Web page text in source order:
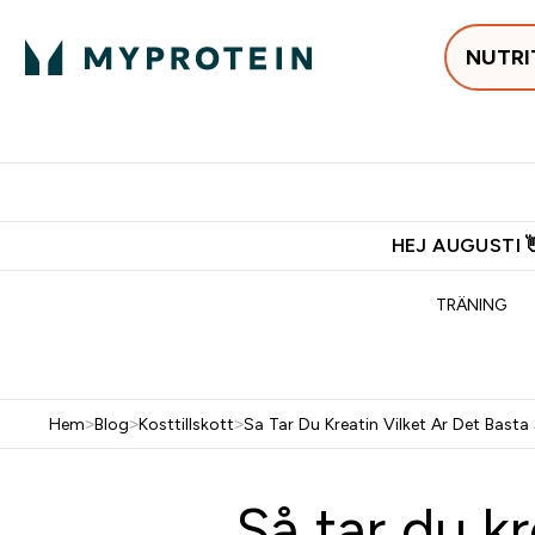
HEJ AUGUSTI
TRÄNING
Hem>Blog>Kosttillskott>Sa Tar Du Kreatin Vilket Ar Det